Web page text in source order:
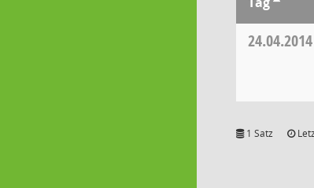
24.04.2014
1 Satz